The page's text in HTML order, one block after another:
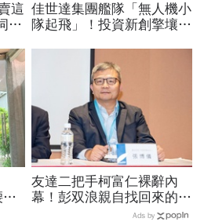
這
服
佳世達集團艦隊「無人機小
隊起飛」！投資新創擎壤、
兵：鎖定美日頂級客戶切入
友達二把手柯富仁裸辭內
幕！彭双浪親自找回來的接
班人，為何最後撕破臉？
Ads by